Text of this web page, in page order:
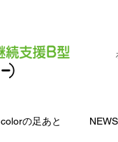
colorの足あと NEWS